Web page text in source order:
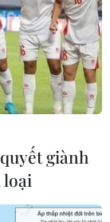
giành
loại